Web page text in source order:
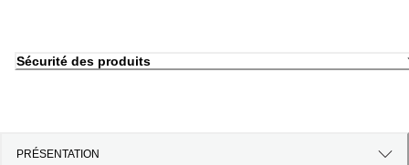
Sécurité des produits
PRÉSENTATION